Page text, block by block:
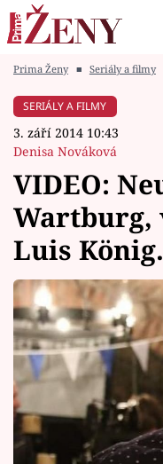
Módní alarm
Témata
Celebrity
Vztahy
Seriály
Horoskopy
Sledujte prima+
Prima Ženy ■ Seriály a filmy
SERIÁLY A FILMY
3. září 2014 10:43
Denisa Nováková
VIDEO:
Wartburg,
Luis